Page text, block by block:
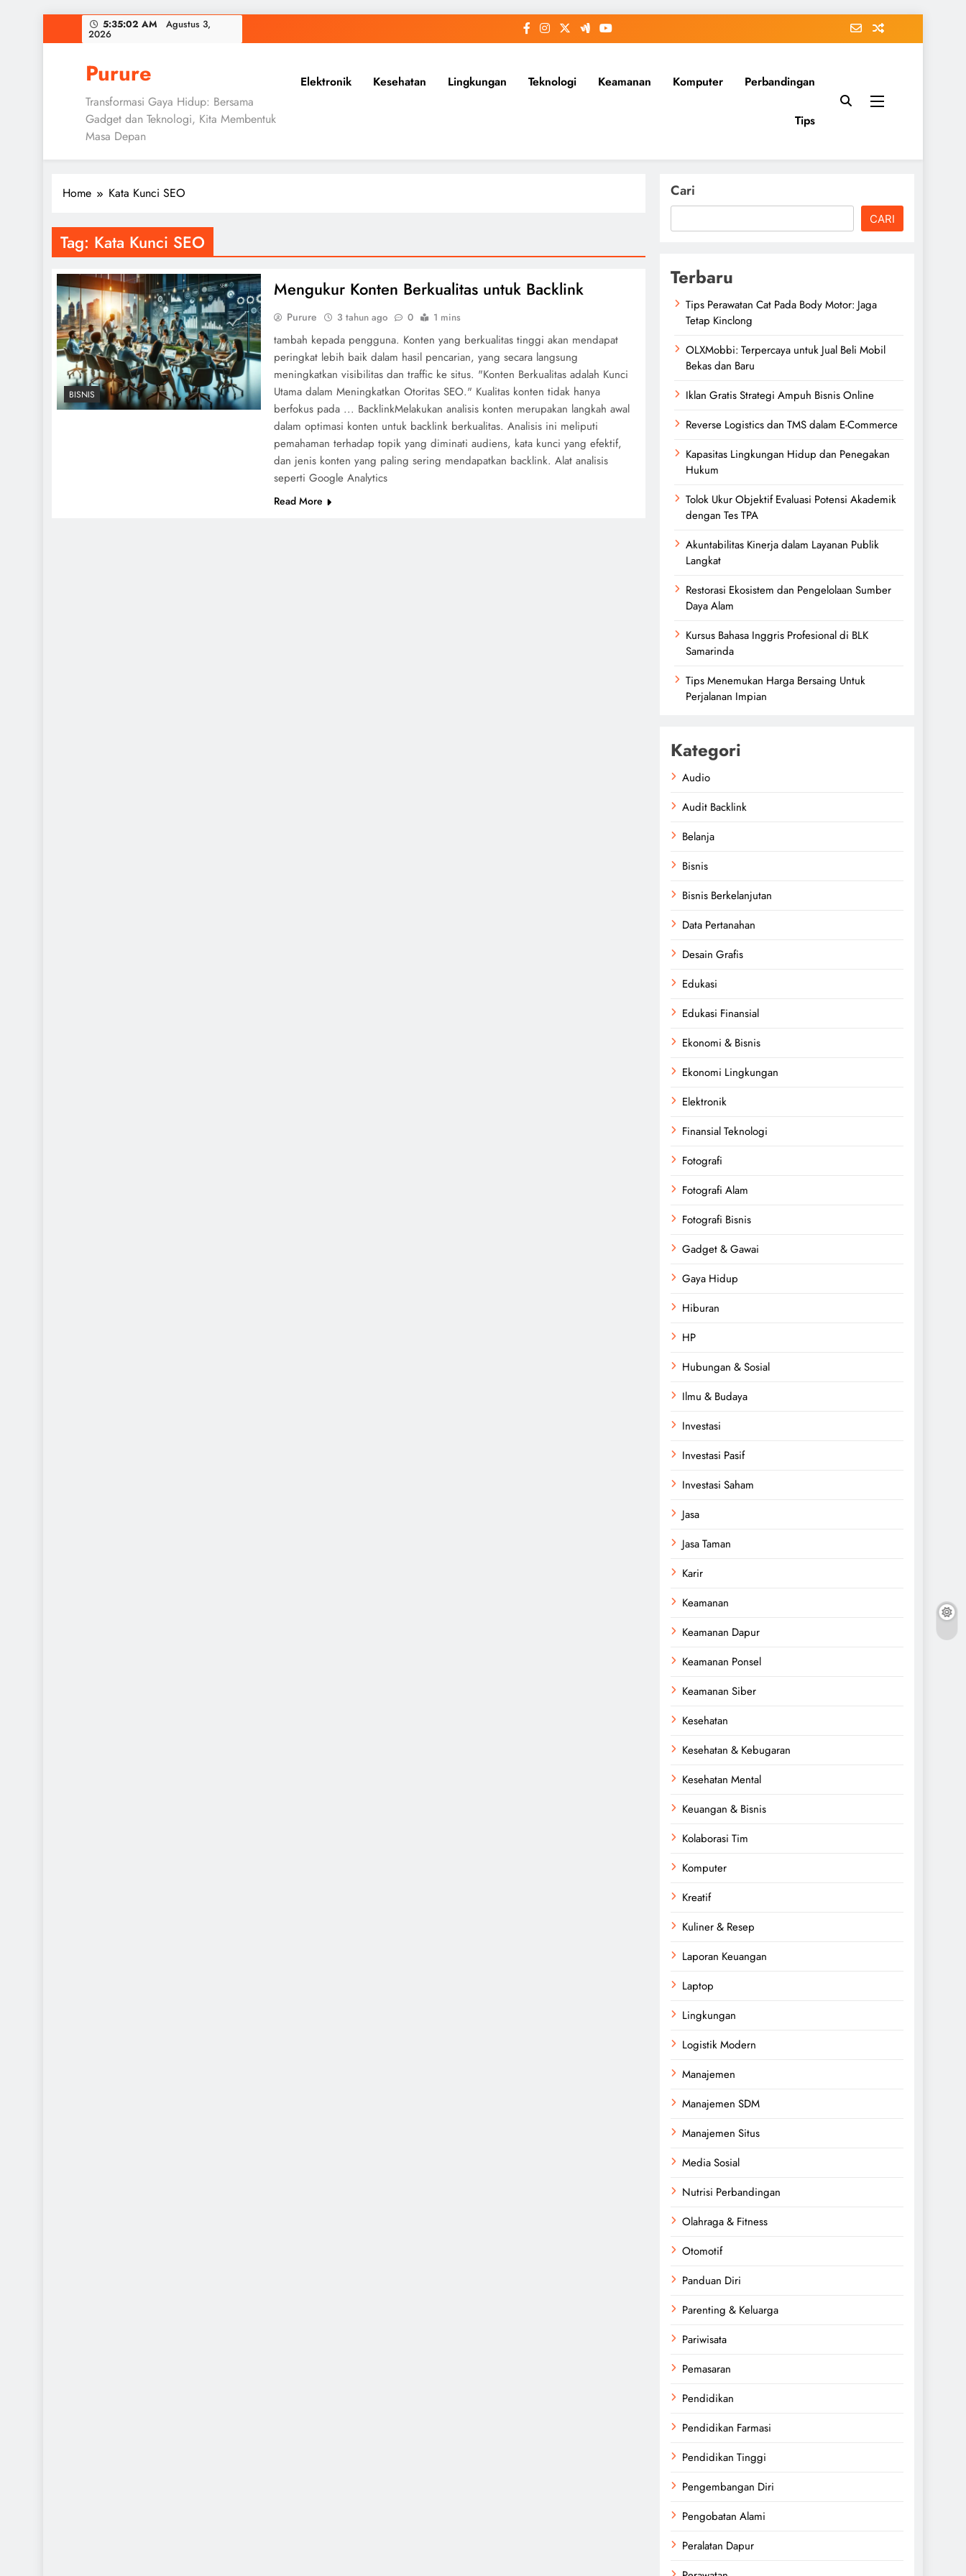
to
5:35:03 AM Agustus 3, 2026
Purure
Transformasi Gaya Hidup: Bersama
Gadget dan Teknologi, Kita Membentuk
Masa Depan
Elektronik Kesehatan Lingkungan Teknologi Keamanan Komputer Perbandingan
Tips
Home Kata Kunci SEO
Tag: Kata Kunci SEO
BISNIS
Mengukur Konten Berkualitas untuk Backlink
Purure 3 tahun ago 0 1 mins
tambah kepada pengguna. Konten yang berkualitas tinggi akan mendapat
peringkat lebih baik dalam hasil pencarian, yang secara langsung
meningkatkan visibilitas dan traffic ke situs. "Konten Berkualitas adalah Kunci
Utama dalam Meningkatkan Otoritas SEO." Kualitas konten tidak hanya
berfokus pada ... BacklinkMelakukan analisis konten merupakan langkah awal
dalam optimasi konten untuk backlink berkualitas. Analisis ini meliputi
pemahaman terhadap topik yang diminati audiens, kata kunci yang efektif,
dan jenis konten yang paling sering mendapatkan backlink. Alat analisis
seperti Google Analytics
Read More
Cari
CARI
Terbaru
Tips Perawatan Cat Pada Body Motor: Jaga
Tetap Kinclong
OLXMobbi: Terpercaya untuk Jual Beli Mobil
Bekas dan Baru
Iklan Gratis Strategi Ampuh Bisnis Online
Reverse Logistics dan TMS dalam E-Commerce
Kapasitas Lingkungan Hidup dan Penegakan
Hukum
Tolok Ukur Objektif Evaluasi Potensi Akademik
dengan Tes TPA
Akuntabilitas Kinerja dalam Layanan Publik
Langkat
Restorasi Ekosistem dan Pengelolaan Sumber
Daya Alam
Kursus Bahasa Inggris Profesional di BLK
Samarinda
Tips Menemukan Harga Bersaing Untuk
Perjalanan Impian
Kategori
Audio
Audit Backlink
Belanja
Bisnis
Bisnis Berkelanjutan
Data Pertanahan
Desain Grafis
Edukasi
Edukasi Finansial
Ekonomi & Bisnis
Ekonomi Lingkungan
Elektronik
Finansial Teknologi
Fotografi
Fotografi Alam
Fotografi Bisnis
Gadget & Gawai
Gaya Hidup
Hiburan
HP
Hubungan & Sosial
Ilmu & Budaya
Investasi
Investasi Pasif
Investasi Saham
Jasa
Jasa Taman
Karir
Keamanan
Keamanan Dapur
Keamanan Ponsel
Keamanan Siber
Kesehatan
Kesehatan & Kebugaran
Kesehatan Mental
Keuangan & Bisnis
Kolaborasi Tim
Komputer
Kreatif
Kuliner & Resep
Laporan Keuangan
Laptop
Lingkungan
Logistik Modern
Manajemen
Manajemen SDM
Manajemen Situs
Media Sosial
Nutrisi Perbandingan
Olahraga & Fitness
Otomotif
Panduan Diri
Parenting & Keluarga
Pariwisata
Pemasaran
Pendidikan
Pendidikan Farmasi
Pendidikan Tinggi
Pengembangan Diri
Pengobatan Alami
Peralatan Dapur